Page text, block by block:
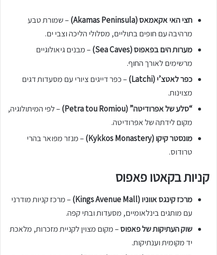
חצי האי אקאמאס (Akamas Peninsula)
– שמורת טבע
מרהיבה עם חופים בתוליים, מסלולי הליכה וצבי ים.
מערות הים בפאפוס (Sea Caves)
– מבנים גיאולוגיים
מרשימים לאורך החוף.
כפר לאטצ’י (Latchi)
– כפר דייגים ציורי עם מסעדות דגים
מצוינות.
“סלע של אפרודיטה” (Petra tou Romiou)
– לפי המיתולוגיה,
מקום לידתה של אפרודיטה.
מונסטר קיקו (Kykkos Monastery)
– מנזר מפואר בהרי
טרודוס.
קניות בקאטו פאפוס
מרכז קינגס אווניו (Kings Avenue Mall)
– מרכז קניות מודרני
עם מותגים בינלאומיים, מסעדות ובתי קפה.
שוק העתיקות של פאפוס– מקום מצוין לקניית מזכרות, מלאכת
יד מקומית וענתיקות.